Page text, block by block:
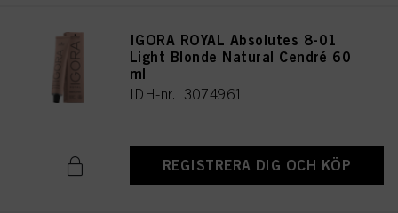
IGORA ROYAL Absolutes 8-01
Light Blonde Natural Cendré 60
ml
IDH-nr. 3074961
REGISTRERA DIG OCH KÖP